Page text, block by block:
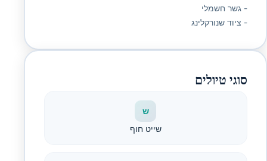
- גשר חשמלי
- ציוד שנורקלינג
סוגי טיולים
ש
שייט חוף